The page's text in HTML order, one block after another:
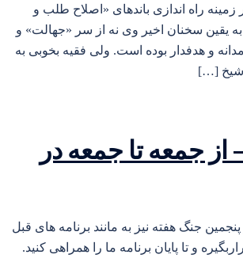
راه اندازی باندهای «اصلاح طلب و
به یقین سخنان اخیر وی نه از سر «جهالت» و
و هدفدار بوده است. ولی فقیه بخوبی به
شیخ […]
جمعه تا جمعه در
پنجمین جنگ هفته نیز به مانند برنامه های قبل
و تا پایان برنامه ما را همراهی کنید.